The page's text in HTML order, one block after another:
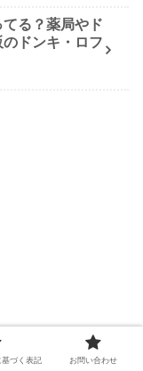
る？薬局やド
ドンキ・ロフ
づく表記 お問い合わせ